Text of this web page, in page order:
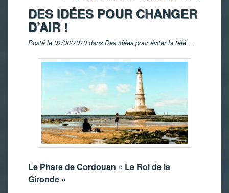
DES IDÉES POUR CHANGER
D’AIR !
Posté le 02/08/2020 dans Des idées pour éviter la télé ....
Le Phare de Cordouan « Le Roi de la
Gironde »